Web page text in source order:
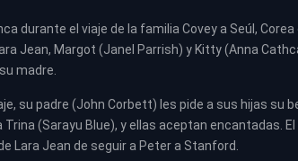
durante el viaje de la familia Covey a Seúl,
Jean, Margot (Janel Parrish) y Kitty (Anna
madre.
su padre (John Corbett) les pide a sus hijas su
(Sarayu Blue), y ellas aceptan encantadas.
Lara Jean de seguir a Peter a Stanford.